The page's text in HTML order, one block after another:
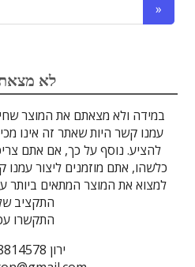
אופטומכניקה
סיבים
מקורות
מוליכי
לדיםהדמיה
גלאים
מסננים
לייזרים ומוצרי
מיגון
מתקנים
טרה-
מוצרי
זכוכיות
מוצרים
?לא
במידה ולא מצאתם את המוצר
עמנו קשר היות שאתר זה אינו
להציע. נוסף על כך, אם אתם
כלשהו, אתם מוזמנים ליצור
למצוא את המוצר המתאים ביותר
התקציב
התקשרו
ירון 054-8814578